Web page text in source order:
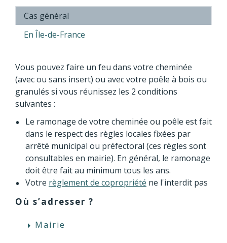
Cas général
En Île-de-France
Vous pouvez faire un feu dans votre cheminée
(avec ou sans insert) ou avec votre poêle à bois ou
granulés si vous réunissez les 2 conditions
suivantes :
Le ramonage de votre cheminée ou poêle est fait
dans le respect des règles locales fixées par
arrêté municipal ou préfectoral (ces règles sont
consultables en mairie). En général, le ramonage
doit être fait au minimum tous les ans.
Votre règlement de copropriété ne l'interdit pas
Où s’adresser ?
arrow_right Mairie